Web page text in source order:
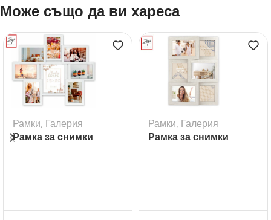
Може също да ви хареса
Рамки, Галерия
Рамка за снимки
Рамки, Галерия
Рамка за снимки